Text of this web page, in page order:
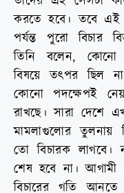
করতে হবে। তবে
পর্যন্ত পুরো বিচার
তিনি বলেন, কোনো
বিষয়ে তৎপর ছিল
কোনো পদক্ষেপই
রাখছে। সারা দেশে
মামলাগুলোর তুলনায়
তো বিচারক
শেষ হবে না।
বিচারের গতি